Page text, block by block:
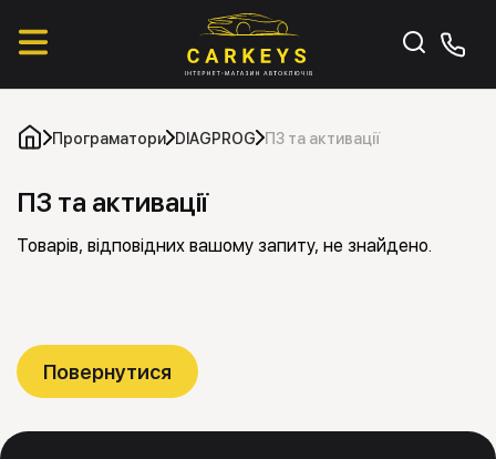
Програматори DIAGPROG ПЗ та активації
ПЗ та активації
Товарів, відповідних вашому запиту, не знайдено.